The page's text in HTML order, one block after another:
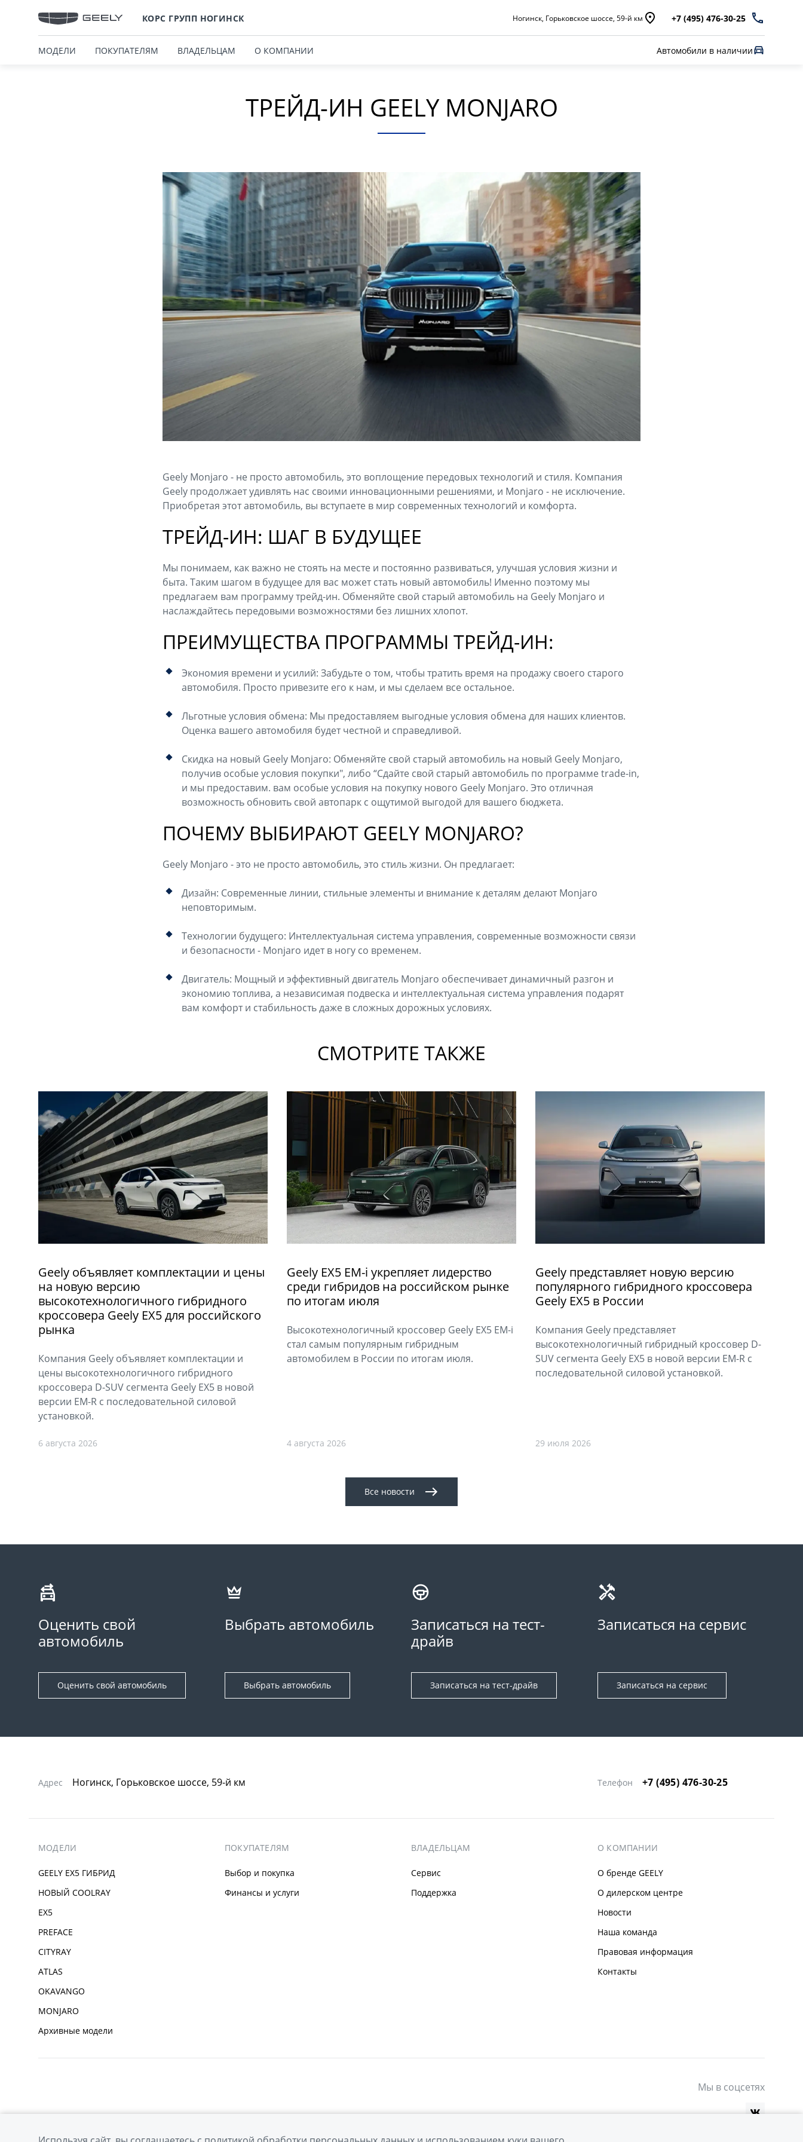
КОРС ГРУПП НОГИНСК Ногинск, Горьковское шоссе, 59-й км +7 (495) 476-30-25
МОДЕЛИ ПОКУПАТЕЛЯМ ВЛАДЕЛЬЦАМ О КОМПАНИИ Автомобили в наличии
ТРЕЙД-ИН GEELY MONJARO
Geely Monjaro - не просто автомобиль, это воплощение передовых технологий и стиля. Компания
Geely продолжает удивлять нас своими инновационными решениями, и Monjaro - не исключение.
Приобретая этот автомобиль, вы вступаете в мир современных технологий и комфорта.
ТРЕЙД-ИН: ШАГ В БУДУЩЕЕ
Мы понимаем, как важно не стоять на месте и постоянно развиваться, улучшая условия жизни и
быта. Таким шагом в будущее для вас может стать новый автомобиль! Именно поэтому мы
предлагаем вам программу трейд-ин. Обменяйте свой старый автомобиль на Geely Monjaro и
наслаждайтесь передовыми возможностями без лишних хлопот.
ПРЕИМУЩЕСТВА ПРОГРАММЫ ТРЕЙД-ИН:
Экономия времени и усилий: Забудьте о том, чтобы тратить время на продажу своего старого
автомобиля. Просто привезите его к нам, и мы сделаем все остальное.
Льготные условия обмена: Мы предоставляем выгодные условия обмена для наших клиентов.
Оценка вашего автомобиля будет честной и справедливой.
Скидка на новый Geely Monjaro: Обменяйте свой старый автомобиль на новый Geely Monjaro,
получив особые условия покупки", либо “Сдайте свой старый автомобиль по программе trade-in,
и мы предоставим. вам особые условия на покупку нового Geely Monjaro. Это отличная
возможность обновить свой автопарк с ощутимой выгодой для вашего бюджета.
ПОЧЕМУ ВЫБИРАЮТ GEELY MONJARO?
Geely Monjaro - это не просто автомобиль, это стиль жизни. Он предлагает:
Дизайн: Современные линии, стильные элементы и внимание к деталям делают Monjaro
неповторимым.
Технологии будущего: Интеллектуальная система управления, современные возможности связи
и безопасности - Monjaro идет в ногу со временем.
Двигатель: Мощный и эффективный двигатель Monjaro обеспечивает динамичный разгон и
экономию топлива, а независимая подвеска и интеллектуальная система управления подарят
вам комфорт и стабильность даже в сложных дорожных условиях.
СМОТРИТЕ ТАКЖЕ
Geely объявляет комплектации и цены
на новую версию
высокотехнологичного гибридного
кроссовера Geely EX5 для российского
рынка
Компания Geely объявляет комплектации и
цены высокотехнологичного гибридного
кроссовера D-SUV сегмента Geely EX5 в новой
версии EM-R с последовательной силовой
установкой.
6 августа 2026
Geely EX5 EM-i укрепляет лидерство
среди гибридов на российском рынке
по итогам июля
Высокотехнологичный кроссовер Geely EX5 EM-i
стал самым популярным гибридным
автомобилем в России по итогам июля.
4 августа 2026
Geely представляет новую версию
популярного гибридного кроссовера
Geely EX5 в России
Компания Geely представляет
высокотехнологичный гибридный кроссовер D-
SUV сегмента Geely EX5 в новой версии EM-R с
последовательной силовой установкой.
29 июля 2026
Все новости
Оценить свой
автомобиль
Оценить свой автомобиль
Выбрать автомобиль
Выбрать автомобиль
Записаться на тест-
драйв
Записаться на тест-драйв
Записаться на сервис
Записаться на сервис
Адрес Ногинск, Горьковское шоссе, 59-й км Телефон +7 (495) 476-30-25
МОДЕЛИ
GEELY EX5 ГИБРИД
НОВЫЙ COOLRAY
EX5
PREFACE
CITYRAY
ATLAS
OKAVANGO
MONJARO
Архивные модели
ПОКУПАТЕЛЯМ
Выбор и покупка
Финансы и услуги
ВЛАДЕЛЬЦАМ
Сервис
Поддержка
О КОМПАНИИ
О бренде GEELY
О дилерском центре
Новости
Наша команда
Правовая информация
Контакты
Мы в соцсетях